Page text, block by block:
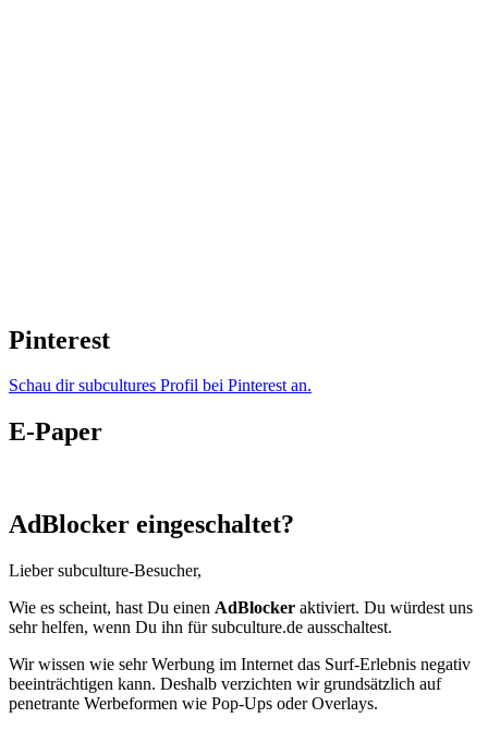
Pinterest
Schau dir subcultures Profil bei Pinterest an.
E-Paper
AdBlocker eingeschaltet?
Lieber subculture-Besucher,
Wie es scheint, hast Du einen AdBlocker aktiviert. Du würdest uns
sehr helfen, wenn Du ihn für subculture.de ausschaltest.
Wir wissen wie sehr Werbung im Internet das Surf-Erlebnis negativ
beeinträchtigen kann. Deshalb verzichten wir grundsätzlich auf
penetrante Werbeformen wie Pop-Ups oder Overlays.